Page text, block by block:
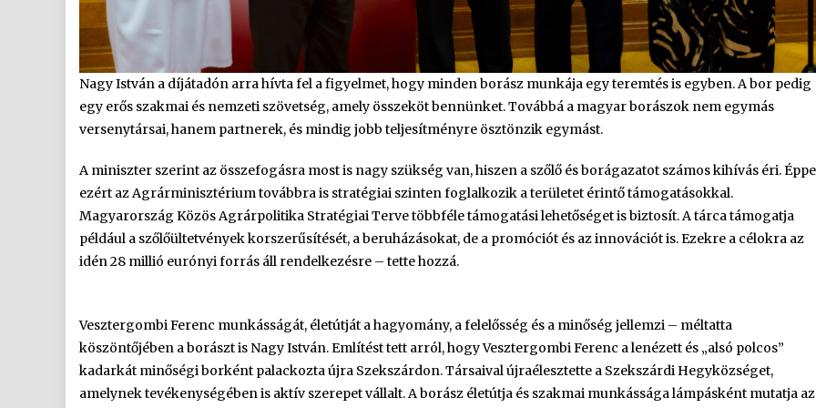
Nagy István a díjátadón arra hívta fel a figyelmet, hogy minden borász munkája egy teremtés is egyben. A bor pedig
egy erős szakmai és nemzeti szövetség, amely összeköt bennünket. Továbbá a magyar borászok nem egymás
versenytársai, hanem partnerek, és mindig jobb teljesítményre ösztönzik egymást.
A miniszter szerint az összefogásra most is nagy szükség van, hiszen a szőlő és borágazatot számos kihívás éri.
ezért az Agrárminisztérium továbbra is stratégiai szinten foglalkozik a területet érintő támogatásokkal.
Magyarország Közös Agrárpolitika Stratégiai Terve többféle támogatási lehetőséget is biztosít. A tárca támogatja
például a szőlőültetvények korszerűsítését, a beruházásokat, de a promóciót és az innovációt is. Ezekre a célokra az
idén 28 millió eurónyi forrás áll rendelkezésre – tette hozzá.
Vesztergombi Ferenc munkásságát, életútját a hagyomány, a felelősség és a minőség jellemzi – méltatta
köszöntőjében a borászt is Nagy István. Említést tett arról, hogy Vesztergombi Ferenc a lenézett és „alsó polcos”
kadarkát minőségi borként palackozta újra Szekszárdon. Társaival újraélesztette a Szekszárdi Hegyközséget,
amelynek tevékenységében is aktív szerepet vállalt. A borász életútja és szakmai munkássága lámpásként mutatja az